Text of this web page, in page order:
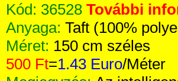
Kód: 36528 További
Anyaga: Taft (100%
Méret: 150 cm széles
500 Ft=1.43 Euro/Méter